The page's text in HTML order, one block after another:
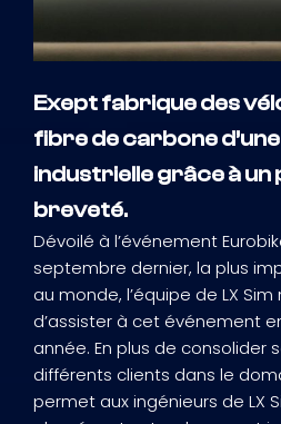
Exept fabrique des
fibre de carbone
industrielle grâce à
breveté.
Dévoilé à l’événement
septembre dernier, la plus
au monde, l’équipe de LX
d’assister à cet événement
année. En plus de consolider
différents clients dans le
permet aux ingénieurs de LX